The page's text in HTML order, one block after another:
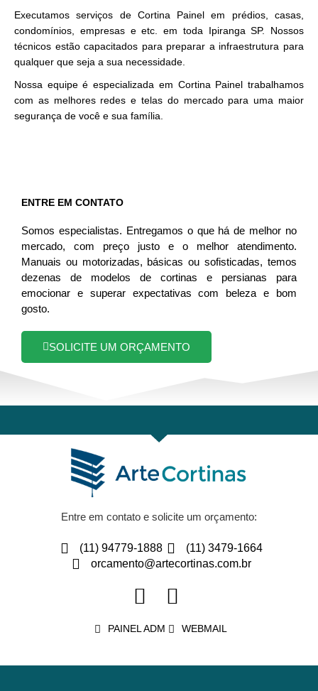
Executamos serviços de Cortina Painel em prédios, casas,
condomínios, empresas e etc. em toda Ipiranga SP. Nossos
técnicos estão capacitados para preparar a infraestrutura para
qualquer que seja a sua necessidade.
Nossa equipe é especializada em Cortina Painel trabalhamos
com as melhores redes e telas do mercado para uma maior
segurança de você e sua família.
ENTRE EM CONTATO
Somos especialistas. Entregamos o que há de melhor no
mercado, com preço justo e o melhor atendimento.
Manuais ou motorizadas, básicas ou sofisticadas, temos
dezenas de modelos de cortinas e persianas para
emocionar e superar expectativas com beleza e bom
gosto.
SOLICITE UM ORÇAMENTO
Entre em contato e solicite um orçamento:
(11) 94779-1888
(11) 3479-1664
orcamento@artecortinas.com.br
PAINEL ADM WEBMAIL